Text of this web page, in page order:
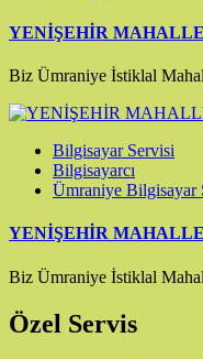
YENİŞEHİR
Biz Ümraniye İstiklal
Bilgisayar Servisi
Bilgisayarcı
Ümraniye Bilgisayar
YENİŞEHİR
Biz Ümraniye İstiklal
Özel Servis